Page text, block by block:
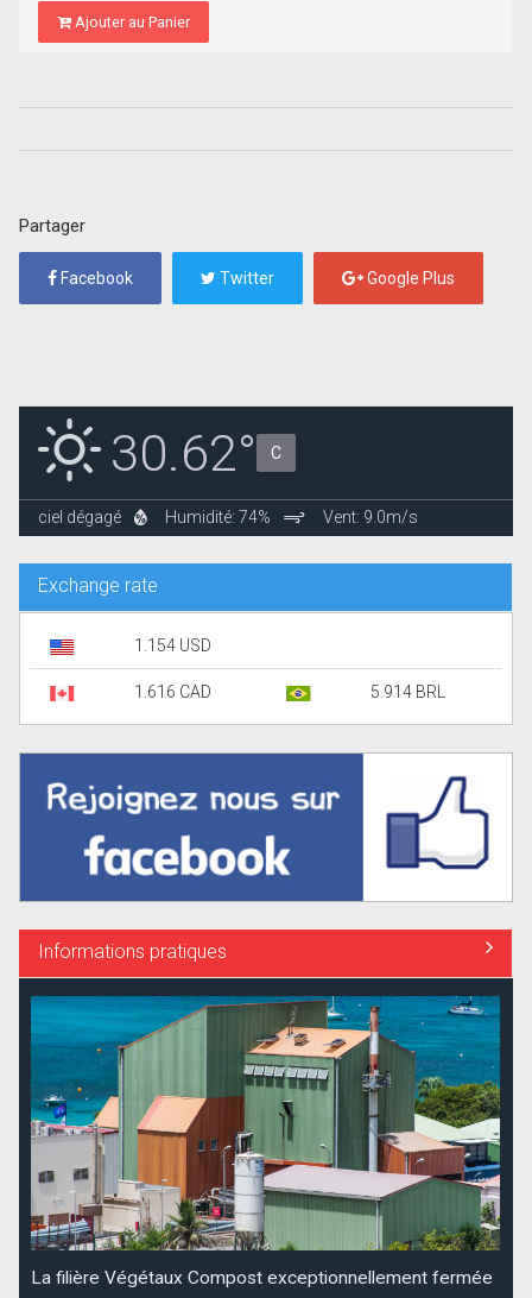
Ajouter au Panier
Partager
Facebook Twitter Google Plus
30.62° C
ciel dégagé Humidité: 74% Vent: 9.0m/s
Exchange rate
1.154 USD
1.616 CAD 5.914 BRL
Informations pratiques
La filière Végétaux Compost exceptionnellement fermée